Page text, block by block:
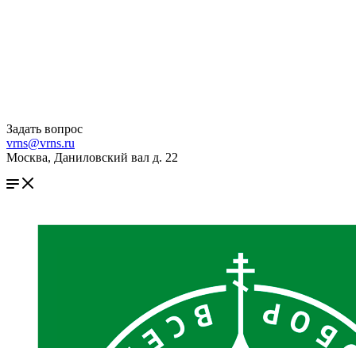
Задать вопрос
vrns@vrns.ru
Москва, Даниловский вал д. 22